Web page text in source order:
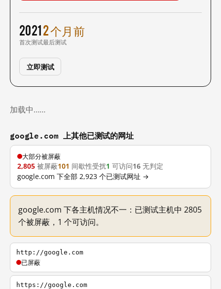
2021
首次测试
2 个月前
最后测试
立即测试
加载中……
google.com 上其他已测试的网址
大部分被屏蔽
2,805 被屏蔽101 间歇性受扰1 可访问16 无判定
google.com 下全部 2,923 个已测试网址 →
google.com 下各主机情况不一：已测试主机中 2805
个被屏蔽，1 个可访问。
http://google.com
已屏蔽
https://google.com